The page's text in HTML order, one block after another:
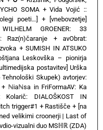
SOMA+Vida Vojić ::
poeti…]
+
[vnebovzetje]
WILHELM GROENER: 33
Raz(n)čaranje +avObrat:
+SUMISH IN ATSUKO
Leskovška – pionirja
postavitev] Urška
Tehnološki Skupek) avtorjev:
+ ℕiaℕsa in FriFormaAV: Ka
Kolarič: DIALOŠKOST IN
trigger#1 + Rastišče + [na
velikimi croonerji | Last of
vizualni duo MSℍℝ (ZDA)